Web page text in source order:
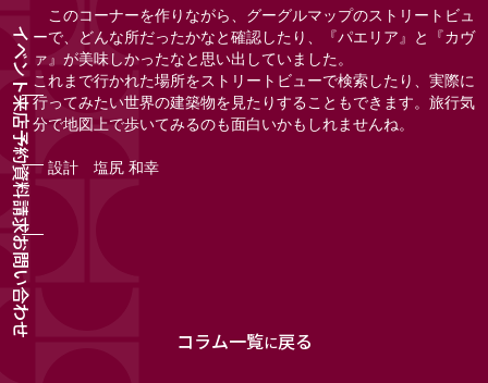
イベント
来店予約
資料請求
お問い合わせ
このコーナーを作りながら、グーグルマップのストリートビュ
ーで、どんな所だったかなと確認したり、『パエリア』と『カヴ
ァ』が美味しかったなと思い出していました。
これまで行かれた場所をストリートビューで検索したり、実際に
行ってみたい世界の建築物を見たりすることもできます。旅行気
分で地図上で歩いてみるのも面白いかもしれませんね。
設計 塩尻 和幸
コラム一覧に戻る